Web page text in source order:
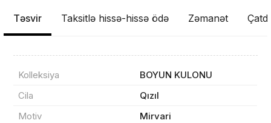
Təsvir Taksitlə hissə-hissə ödə Zəmanət
Kolleksiya
BOYUN KULONU
Cila
Qızıl
Motiv
Mirvari
Məhsul(lar) səbətə əlavə edildi